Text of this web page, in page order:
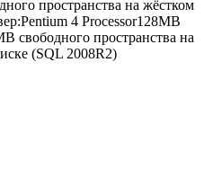
пространства на жёстком
4 Processor128MB
свободного пространства на
(SQL 2008R2)